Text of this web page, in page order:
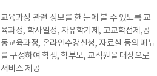
교육과정 관련 정보를 한 눈에 볼 수 있도록 교
육과정, 학사일정, 자유학기제, 고교학점제,공
동교육과정, 온라인수강신청, 자료실 등의 메뉴
를 구성하여 학생, 학부모, 교직원을 대상으로
서비스 제공